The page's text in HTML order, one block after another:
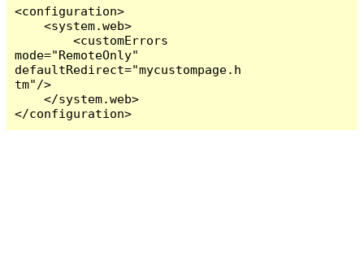
<configuration>
    <system.web>
        <customErrors
mode="RemoteOnly"
defaultRedirect="mycustompage.h
tm"/>
    </system.web>
</configuration>